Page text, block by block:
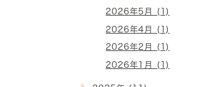
2026年5月 (1)
2026年4月 (1)
2026年2月 (1)
2026年1月 (1)